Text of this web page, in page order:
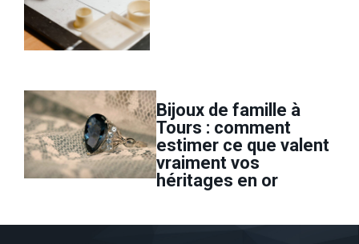
Bijoux de famille à
Tours : comment
estimer ce que valent
vraiment vos
héritages en or